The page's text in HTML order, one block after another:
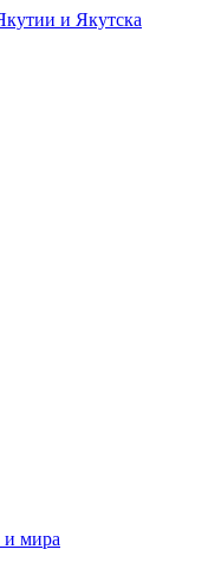
мира